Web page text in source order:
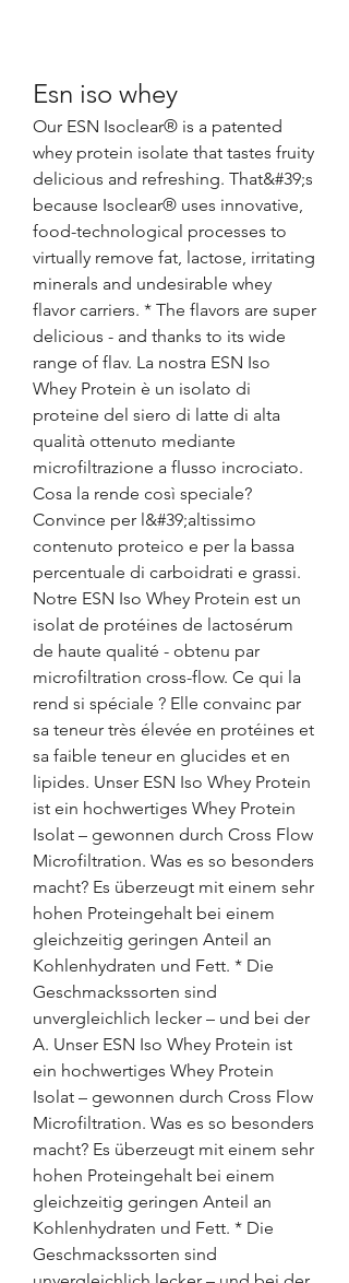
Esn iso whey
Our ESN Isoclear® is a patented
whey protein isolate that tastes fruity
delicious and refreshing. That&#39;s
because Isoclear® uses innovative,
food-technological processes to
virtually remove fat, lactose, irritating
minerals and undesirable whey
flavor carriers. * The flavors are super
delicious - and thanks to its wide
range of flav. La nostra ESN Iso
Whey Protein è un isolato di
proteine del siero di latte di alta
qualità ottenuto mediante
microfiltrazione a flusso incrociato.
Cosa la rende così speciale?
Convince per l&#39;altissimo
contenuto proteico e per la bassa
percentuale di carboidrati e grassi.
Notre ESN Iso Whey Protein est un
isolat de protéines de lactosérum
de haute qualité - obtenu par
microfiltration cross-flow. Ce qui la
rend si spéciale ? Elle convainc par
sa teneur très élevée en protéines et
sa faible teneur en glucides et en
lipides. Unser ESN Iso Whey Protein
ist ein hochwertiges Whey Protein
Isolat – gewonnen durch Cross Flow
Microfiltration. Was es so besonders
macht? Es überzeugt mit einem sehr
hohen Proteingehalt bei einem
gleichzeitig geringen Anteil an
Kohlenhydraten und Fett. * Die
Geschmackssorten sind
unvergleichlich lecker – und bei der
A. Unser ESN Iso Whey Protein ist
ein hochwertiges Whey Protein
Isolat – gewonnen durch Cross Flow
Microfiltration. Was es so besonders
macht? Es überzeugt mit einem sehr
hohen Proteingehalt bei einem
gleichzeitig geringen Anteil an
Kohlenhydraten und Fett. * Die
Geschmackssorten sind